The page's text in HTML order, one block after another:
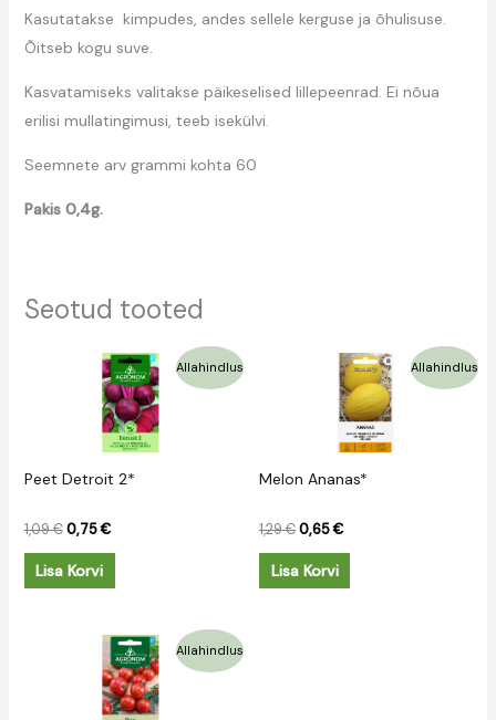
Kasutatakse kimpudes, andes sellele kerguse ja õhulisuse.
Õitseb kogu suve.
Kasvatamiseks valitakse päikeselised lillepeenrad. Ei nõua
erilisi mullatingimusi, teeb isekülvi.
Seemnete arv grammi kohta 60
Pakis 0,4g.
Seotud tooted
Allahindlus
Peet Detroit 2*
1,09€
Algne
1,09 €.
0,75€
Praegune
hind
on:
0,75 €.
Lisa Korvi
Allahindlus
Melon Ananas*
1,29€
1,29 €.
0,65€
Praegune
hind
on:
0,65 €.
Lisa Korvi
Allahindlus
Algne
1,09 €.
Praegune
hind
on:
0,50 €.